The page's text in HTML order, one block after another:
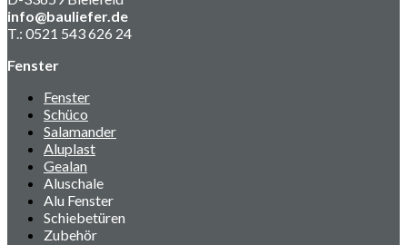
info@bauliefer.de
T.: 0521 543 626 24
Fenster
Fenster
Schüco
Salamander
Aluplast
Gealan
Aluschale
Alu Fenster
Schiebetüren
Zubehör